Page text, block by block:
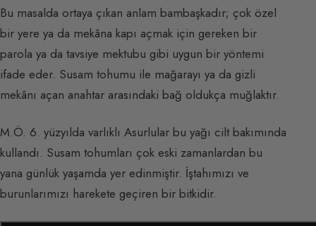
Bu masalda ortaya çıkan anlam bambaşkadır; çok özel
bir yere ya da mekâna kapı açmak için gereken bir
parola ya da tavsiye mektubu gibi uygun bir yöntemi
ifade eder. Susam tohumu ile mağarayı ya da gizli
mekânı açan anahtar arasındaki bağ oldukça muğlaktır.
M.Ö. 6. yüzyılda varlıklı Asurlular bu yağı cilt bakımında
kullandı. Susam tohumları çok eski zamanlardan bu
yana günlük yaşamda yer edinmiştir. İştahımızı ve
burunlarımızı harekete geçiren bir bitkidir.